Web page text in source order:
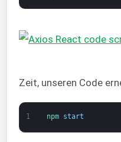
Zeit, unseren Code
1 npm start